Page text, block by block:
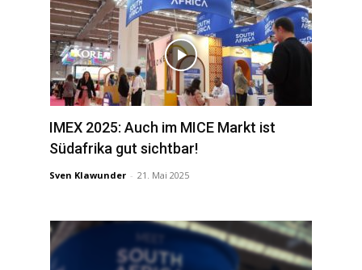
IMEX 2025: Auch im MICE Markt ist
Südafrika gut sichtbar!
Sven Klawunder - 21. Mai 2025